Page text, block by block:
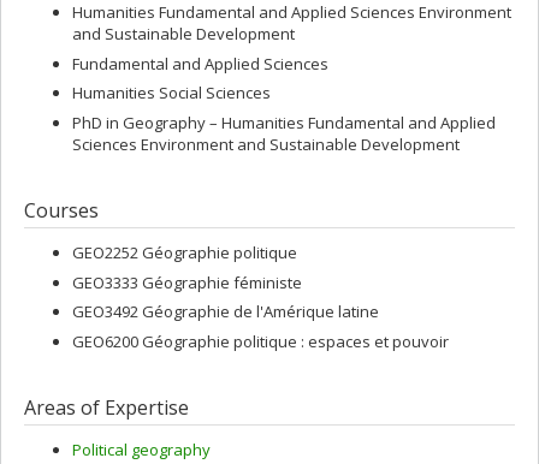
Humanities Fundamental and Applied Sciences Environment
and Sustainable Development
Fundamental and Applied Sciences
Humanities Social Sciences
PhD in Geography – Humanities Fundamental and Applied
Sciences Environment and Sustainable Development
Courses
GEO2252 Géographie politique
GEO3333 Géographie féministe
GEO3492 Géographie de l'Amérique latine
GEO6200 Géographie politique : espaces et pouvoir
Areas of Expertise
Political geography